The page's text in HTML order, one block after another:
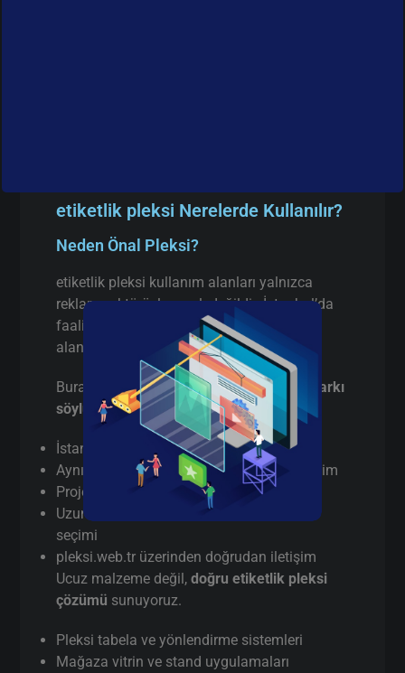
etiketlik pleksi Nerelerde Kullanılır?
Neden Önal Pleksi?
etiketlik pleksi kullanım alanları yalnızca
reklam sektörüyle sınırlı değildir. İstanbul’da
faaliyet gösteren birçok firma aşağıdaki
alanlarda etiketlik pleksi tercih etmektedir:
Burada pazarlama yapmıyorum,gerçek farkı
söylüyorum:
İstanbul’da gerçek üretici(aracı değil)
Aynı gün / hızlı terminli etiketlik pleksi kesim
Proje bazlı teknik destek
Uzun vadeli kullanım için doğru malzeme
seçimi
pleksi.web.tr üzerinden doğrudan iletişim
Ucuz malzeme değil,doğru etiketlik pleksi
çözümü sunuyoruz.
Pleksi tabela ve yönlendirme sistemleri
Mağaza vitrin ve stand uygulamaları